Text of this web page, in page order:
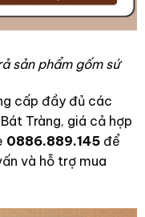
sản phẩm gốm sứ
cấp đầy đủ các
Tràng, giá cả hợp
0886.889.145để
và hỗ trợ mua